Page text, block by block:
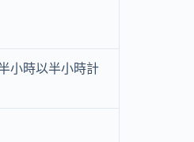
小時以半小時計